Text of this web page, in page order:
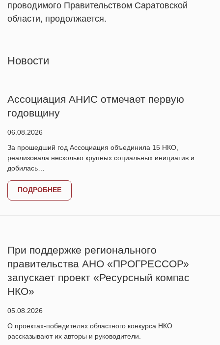
проводимого Правительством Саратовской
области, продолжается.
Новости
Ассоциация АНИС отмечает первую
годовщину
06.08.2026
За прошедший год Ассоциация объединила 15 НКО,
реализовала несколько крупных социальных инициатив и
добилась…
ПОДРОБНЕЕ
При поддержке регионального
правительства АНО «ПРОГРЕССОР»
запускает проект «Ресурсный компас
НКО»
05.08.2026
О проектах-победителях областного конкурса НКО
рассказывают их авторы и руководители.